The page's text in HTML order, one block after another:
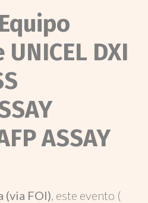
DXI
ASSAY
(via FOI), este evento (